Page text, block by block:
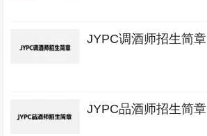
JYPC调酒师招生简章
JYPC品酒师招生简章